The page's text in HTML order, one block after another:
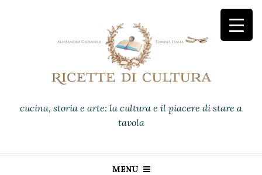
cucina, storia e arte: la cultura e il piacere di stare a
tavola
MENU